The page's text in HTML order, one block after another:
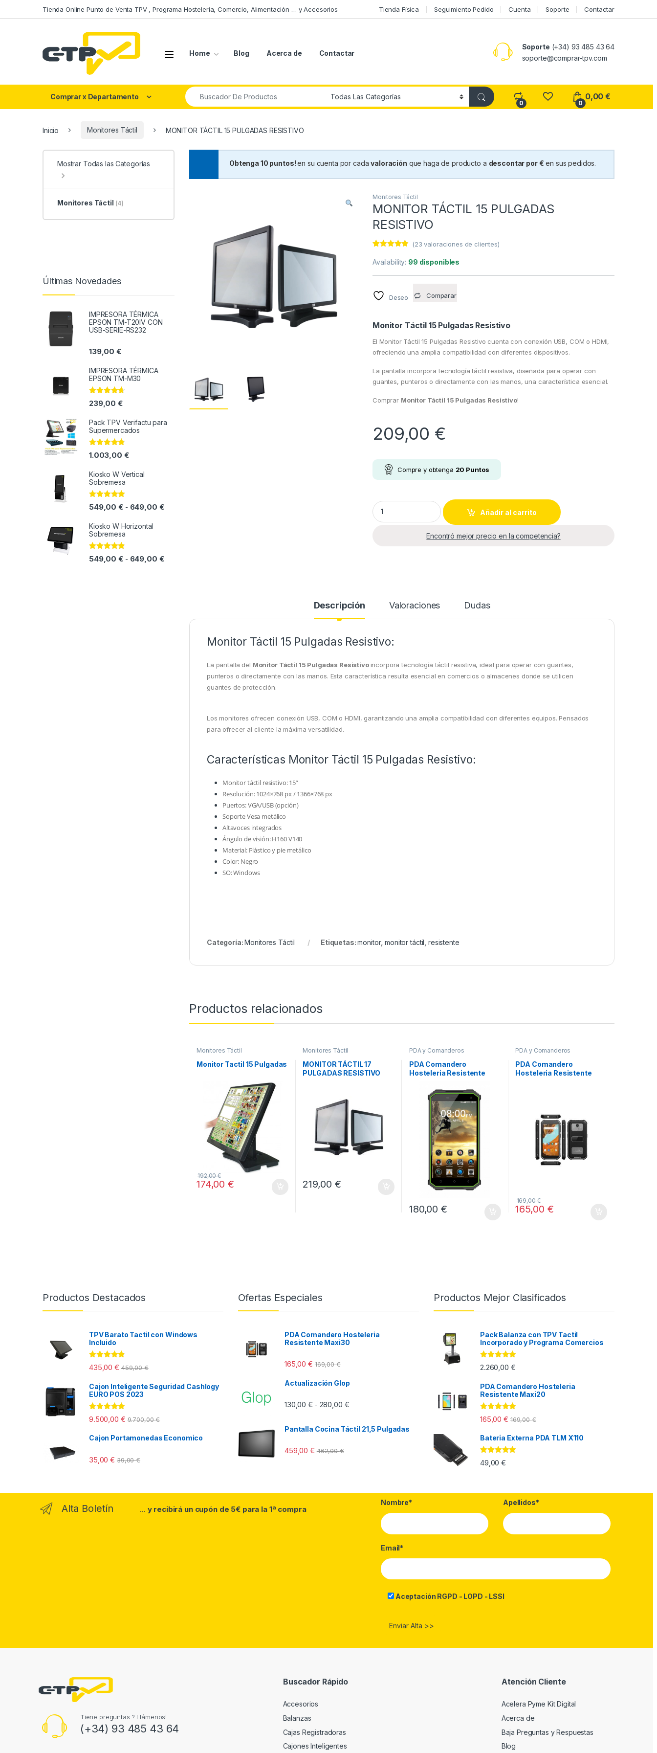
Tienda Online Punto de Venta TPV , Programa Hostelería, Comercio, Alimentación … y Accesorios Tienda Física Seguimiento Pedido Cuenta Soporte Contactar
Open Home Blog Acerca de Contactar
Soporte (+34) 93 485 43 64
soporte@comprar-tpv.com
Comprar x Departamento
Buscar por:
0 0
0,00€
Inicio Monitores Táctil MONITOR TÁCTIL 15 PULGADAS RESISTIVO
Obtenga 10 puntos!en su cuenta por cadavaloración que haga de producto a descontar por € en sus pedidos.
Monitores Táctil
MONITOR TÁCTIL 15 PULGADAS
RESISTIVO
con4.70de
5 en base
a
clientes
(23 valoraciones de clientes)
Availability: 99 disponibles
Deseo Comparar
Monitor Táctil 15 Pulgadas Resistivo
El Monitor Táctil 15 Pulgadas Resistivo cuenta con conexión USB, COM o HDMI,
ofreciendo una amplia compatibilidad con diferentes dispositivos.
La pantalla incorpora tecnología táctil resistiva, diseñada para operar con
guantes, punteros o directamente con las manos, una característica esencial.
Comprar Monitor Táctil 15 Pulgadas Resistivo!
209,00 €
Compre y obtenga 20 Puntos
MONITOR TÁCTIL 15 PULGADAS RESISTIVO quantity
Añadir al carrito
Encontró mejor precio en la competencia?
Descripción Valoraciones Dudas
Monitor Táctil 15 Pulgadas Resistivo:
La pantalla del Monitor Táctil 15 Pulgadas Resistivo incorpora tecnología táctil resistiva, ideal para operar con guantes,
punteros o directamente con las manos. Esta característica resulta esencial en comercios o almacenes donde se utilicen
guantes de protección.
Los monitores ofrecen conexión USB, COM o HDMI, garantizando una amplia compatibilidad con diferentes equipos. Pensados
para ofrecer al cliente la máxima versatilidad.
Características Monitor Táctil 15 Pulgadas Resistivo:
Monitor táctil resistivo: 15”
Resolución: 1024×768 px / 1366×768 px
Puertos: VGA/USB (opción)
Soporte Vesa metálico
Altavoces integrados
Ángulo de visión: H160 V140
Material: Plástico y pie metálico
Color: Negro
SO: Windows
Categoría:Monitores Táctil Etiquetas:monitor,monitor táctil, resistente
Productos relacionados
Monitores Táctil
Monitor Tactil 15 Pulgadas
174,00€
192,00€
Monitores Táctil
MONITOR TÁCTIL 17
PULGADAS RESISTIVO
219,00 €
PDA y Comanderos
PDA Comandero
Hosteleria Resistente
180,00€
PDA y Comanderos
PDA Comandero
Hosteleria Resistente
165,00 €
169,00€
Mostrar Todas las Categorías
Monitores Táctil (4)
Últimas Novedades
IMPRESORA TÉRMICA
EPSON TM-T20IV CON
USB-SERIE-RS232
139,00€
IMPRESORA TÉRMICA
EPSON TM-M30
Valorado
con4.50
239,00€
Pack TPV Verifactu para
Supermercados
Valorado
con4.64de
1.003,00 €
Kiosko W Vertical
Sobremesa
Valorado
con4.71de
549,00€ - 649,00 €Rango de precios: desde 549,00 € hasta 649,00 €
Kiosko W Horizontal
Sobremesa
Valorado
con4.70de
549,00€ - 649,00 €Rango de precios: desde 549,00 € hasta 649,00 €
Productos Destacados
TPV Barato Tactil con Windows
Incluido
Valorado
con4.67 de
435,00€ 459,00€
Cajon Inteligente Seguridad Cashlogy
EURO POS 2023
Valorado con
5.00de 5
9.500,00 € 9.700,00€
Cajon Portamonedas Economico
35,00€ 39,00€
Ofertas Especiales
PDA Comandero Hosteleria
Resistente Maxi30
165,00€ 169,00€
Actualización Glop
130,00€ - 280,00 €Rango de precios: desde 130,00 € hasta 280,00 €
Pantalla Cocina Táctil 21,5 Pulgadas
459,00€ 462,00€
Productos Mejor Clasificados
Pack Balanza con TPV Tactil
Incorporado y Programa Comercios
Valorado con
5.00de 5
2.260,00 €
PDA Comandero Hosteleria
Resistente Maxi20
Valorado con
5.00de 5
165,00€ 169,00€
Bateria Externa PDA TLM X110
Valorado con
5.00de 5
49,00€
Alta Boletín ... y recibirá un cupón de 5€ para la 1ª compra
Nombre* Apellidos*
Email*
Aceptación RGPD - LOPD - LSSI
Tiene preguntas ? Llámenos!
(+34) 93 485 43 64
Buscador Rápido
Accesorios
Balanzas
Cajas Registradoras
Cajones Inteligentes
Atención Cliente
Acelera Pyme Kit Digital
Acerca de
Baja Preguntas y Respuestas
Blog